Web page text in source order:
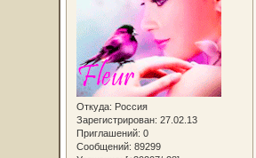
Откуда: Россия
Зарегистрирован: 27.02.13
Приглашений: 0
Сообщений: 89299